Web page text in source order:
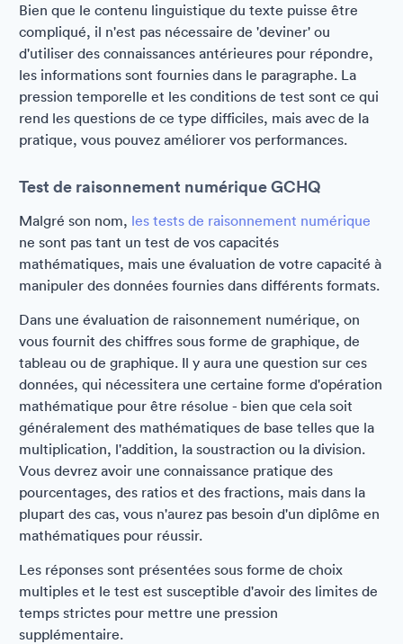
Bien que le contenu linguistique du texte puisse être
compliqué, il n'est pas nécessaire de 'deviner' ou
d'utiliser des connaissances antérieures pour répondre,
les informations sont fournies dans le paragraphe. La
pression temporelle et les conditions de test sont ce qui
rend les questions de ce type difficiles, mais avec de la
pratique, vous pouvez améliorer vos performances.
Test de raisonnement numérique GCHQ
Malgré son nom, les tests de raisonnement numérique
ne sont pas tant un test de vos capacités
mathématiques, mais une évaluation de votre capacité à
manipuler des données fournies dans différents formats.
Dans une évaluation de raisonnement numérique, on
vous fournit des chiffres sous forme de graphique, de
tableau ou de graphique. Il y aura une question sur ces
données, qui nécessitera une certaine forme d'opération
mathématique pour être résolue - bien que cela soit
généralement des mathématiques de base telles que la
multiplication, l'addition, la soustraction ou la division.
Vous devrez avoir une connaissance pratique des
pourcentages, des ratios et des fractions, mais dans la
plupart des cas, vous n'aurez pas besoin d'un diplôme en
mathématiques pour réussir.
Les réponses sont présentées sous forme de choix
multiples et le test est susceptible d'avoir des limites de
temps strictes pour mettre une pression
supplémentaire.